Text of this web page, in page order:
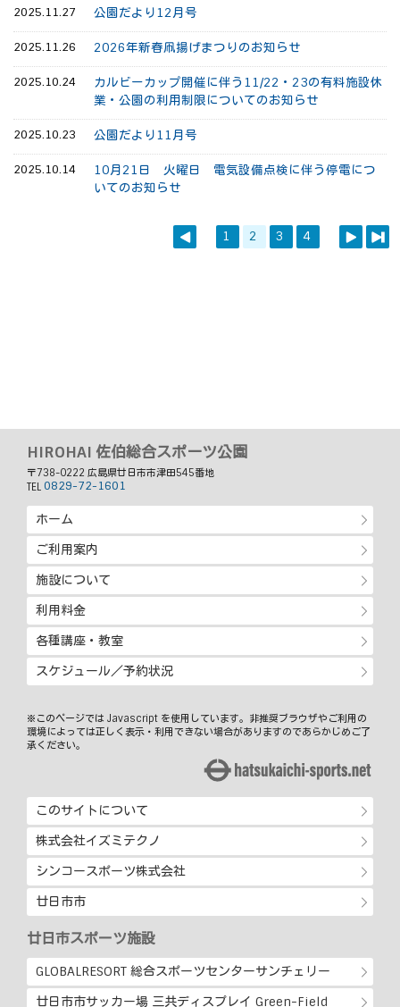
2025.11.27 公園だより12月号
2025.11.26 2026年新春凧揚げまつりのお知らせ
2025.10.24
カルビーカップ開催に伴う11/22・23の有料施設休
業・公園の利用制限についてのお知らせ
2025.10.23 公園だより11月号
2025.10.14
10月21日 火曜日 電気設備点検に伴う停電につ
いてのお知らせ
1 2 3 4
HIROHAI 佐伯総合スポーツ公園
〒738-0222 広島県廿日市市津田545番地
TEL 0829-72-1601
ホーム
ご利用案内
施設について
利用料金
各種講座・教室
スケジュール／予約状況
※このページでは Javascript を使用しています。非推奨ブラウザやご利用の
環境によっては正しく表示・利用できない場合がありますのであらかじめご了
承ください。
このサイトについて
株式会社イズミテクノ
シンコースポーツ株式会社
廿日市市
廿日市スポーツ施設
GLOBALRESORT 総合スポーツセンターサンチェリー
廿日市市サッカー場 三共ディスプレイ Green-Field